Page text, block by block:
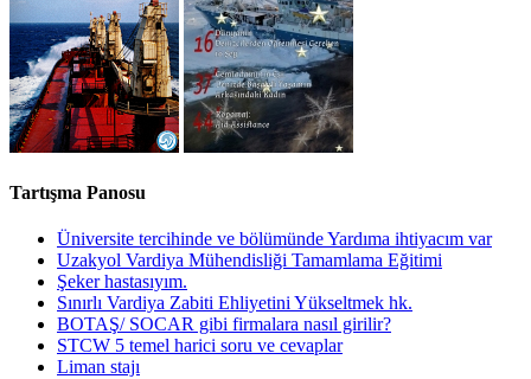
Tartışma Panosu
Üniversite tercihinde ve bölümünde Yardıma ihtiyacım var
Uzakyol Vardiya Mühendisliği Tamamlama Eğitimi
Şeker hastasıyım.
Sınırlı Vardiya Zabiti Ehliyetini Yükseltmek hk.
BOTAŞ/ SOCAR gibi firmalara nasıl girilir?
STCW 5 temel harici soru ve cevaplar
Liman stajı